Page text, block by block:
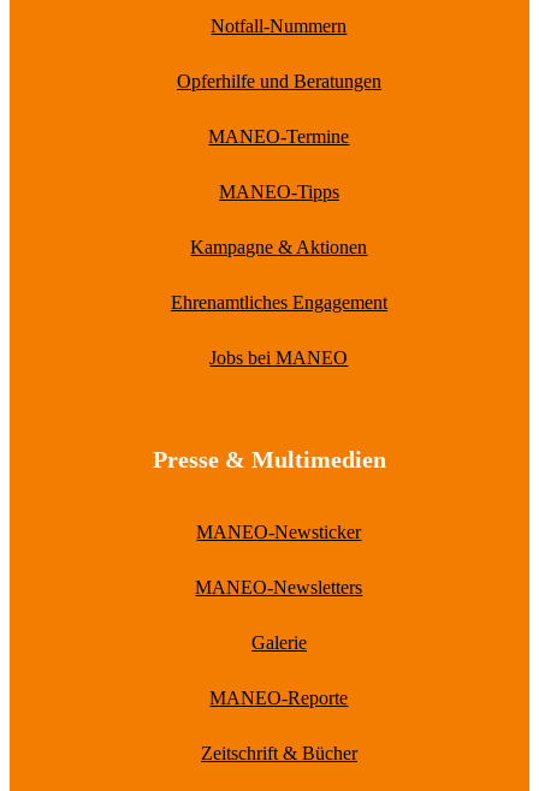
Notfall-Nummern
Opferhilfe und Beratungen
MANEO-Termine
MANEO-Tipps
Kampagne & Aktionen
Ehrenamtliches Engagement
Jobs bei MANEO
Presse & Multimedien
MANEO-Newsticker
MANEO-Newsletters
Galerie
MANEO-Reporte
Zeitschrift & Bücher